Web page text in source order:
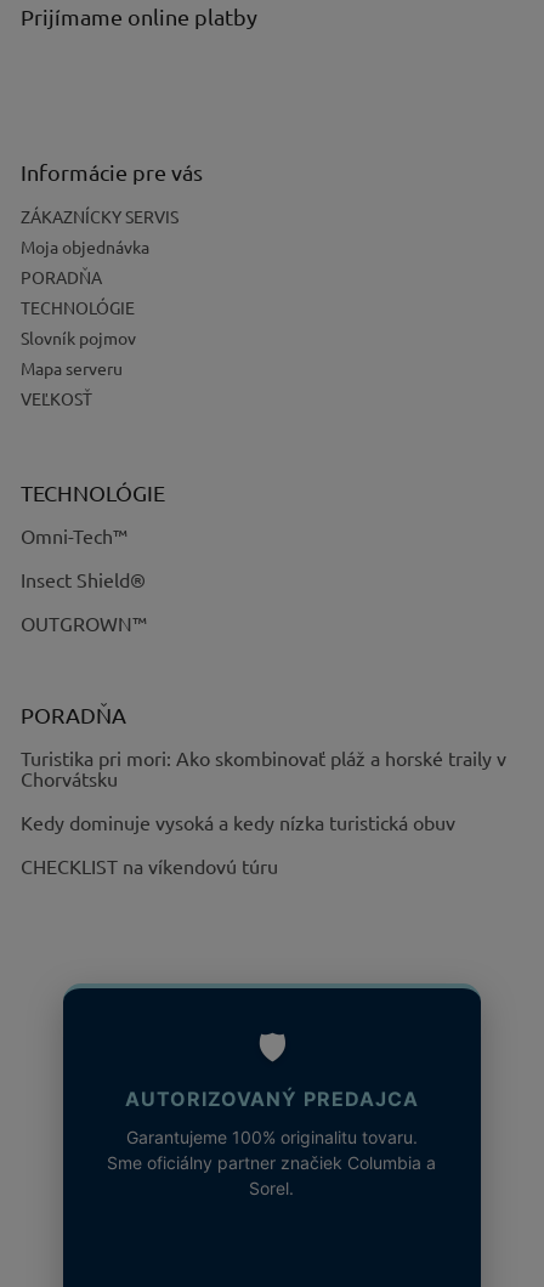
Prijímame online platby
Informácie pre vás
ZÁKAZNÍCKY SERVIS
Moja objednávka
PORADŇA
TECHNOLÓGIE
Slovník pojmov
Mapa serveru
VEĽKOSŤ
TECHNOLÓGIE
Omni-Tech™
Insect Shield®
OUTGROWN™
PORADŇA
Turistika pri mori: Ako skombinovať pláž a horské traily v
Chorvátsku
Kedy dominuje vysoká a kedy nízka turistická obuv
CHECKLIST na víkendovú túru
🛡️
AUTORIZOVANÝ PREDAJCA
Garantujeme 100% originalitu tovaru.
Sme oficiálny partner značiek Columbia a
Sorel.